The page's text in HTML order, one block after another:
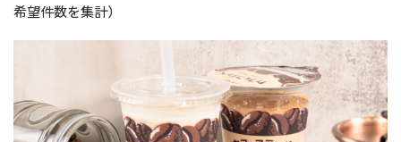
希望件数を集計）